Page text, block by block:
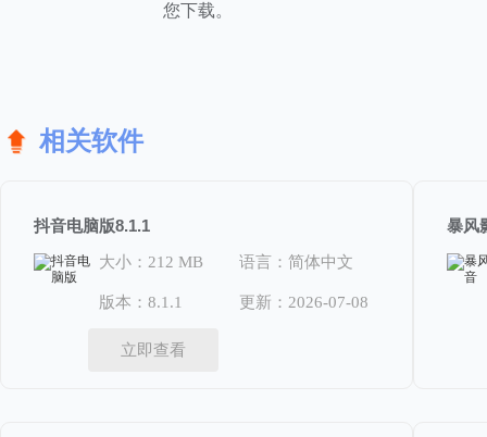
您下载。
相关软件
抖音电脑版8.1.1
大小：212 MB 语言：简体中文
版本：8.1.1 更新：2026-07-08
立即查看
暴风